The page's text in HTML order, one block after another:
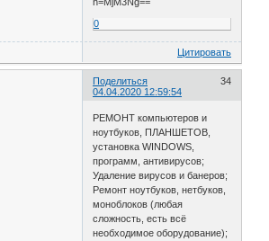
0
Цитировать
Поделиться
34
04.04.2020 12:59:54
РЕМОНТ компьютеров и
ноутбуков, ПЛАНШЕТОВ,
установка WINDOWS,
программ, антивирусов;
Удаление вирусов и банеров;
Ремонт ноутбуков, нетбуков,
моноблоков (любая
сложность, есть всё
необходимое оборудование);